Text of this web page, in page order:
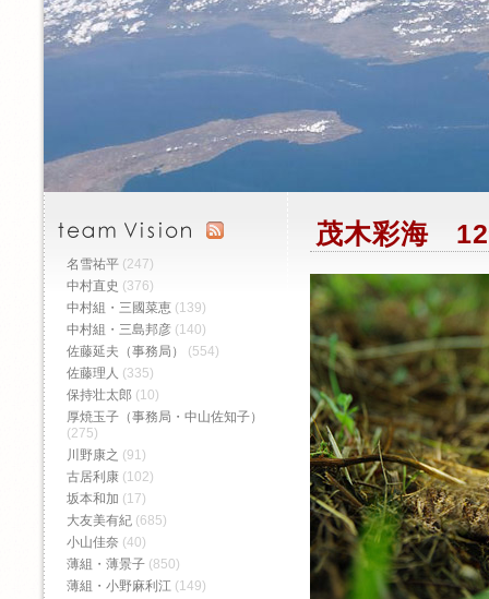
茂木彩海 12
名雪祐平 (247)
中村直史 (376)
中村組・三國菜恵 (139)
中村組・三島邦彦 (140)
佐藤延夫（事務局）
(554)
佐藤理人 (335)
保持壮太郎 (10)
厚焼玉子（事務局・中山佐知子）
(275)
川野康之 (91)
古居利康 (102)
坂本和加 (17)
大友美有紀 (685)
小山佳奈 (40)
薄組・薄景子 (850)
薄組・小野麻利江 (149)